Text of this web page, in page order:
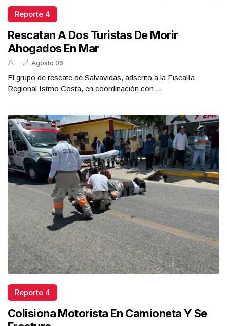
Reporte 4
Rescatan A Dos Turistas De Morir
Ahogados En Mar
Agosto 06
El grupo de rescate de Salvavidas, adscrito a la Fiscalía
Regional Istmo Costa, en coordinación con ...
Reporte 4
Colisiona Motorista En Camioneta Y Se